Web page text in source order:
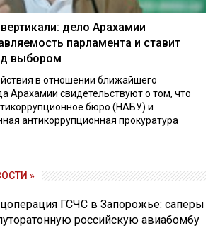
дело Арахамии
парламента и ставит
выбором
в отношении ближайшего
Арахамии свидетельствуют о том, что
бюро (НАБУ) и
антикоррупционная прокуратура
»
ГСЧС в Запорожье: саперы
российскую авиабомбу